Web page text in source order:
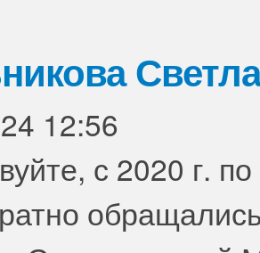
12:56
с 2020 г.